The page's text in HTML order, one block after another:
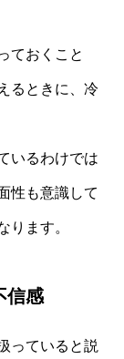
ておくこと
るときに、冷
いるわけでは
性も意識して
ります。
信感
っていると説